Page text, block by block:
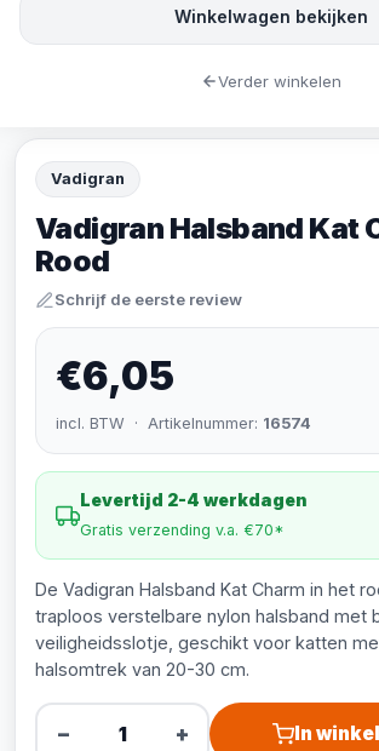
Vadigran
Vadigran Halsband Kat
Rood
Schrijf de eerste review
€6,05
incl. BTW · Artikelnummer: 16574
Levertijd 2-4 werkdagen
Gratis verzending v.a. €70*
De Vadigran Halsband Kat Charm in het
traploos verstelbare nylon halsband met
veiligheidsslotje, geschikt voor katten
halsomtrek van 20-30 cm.
− + In
Winkelwagen bekijken
Verder winkelen